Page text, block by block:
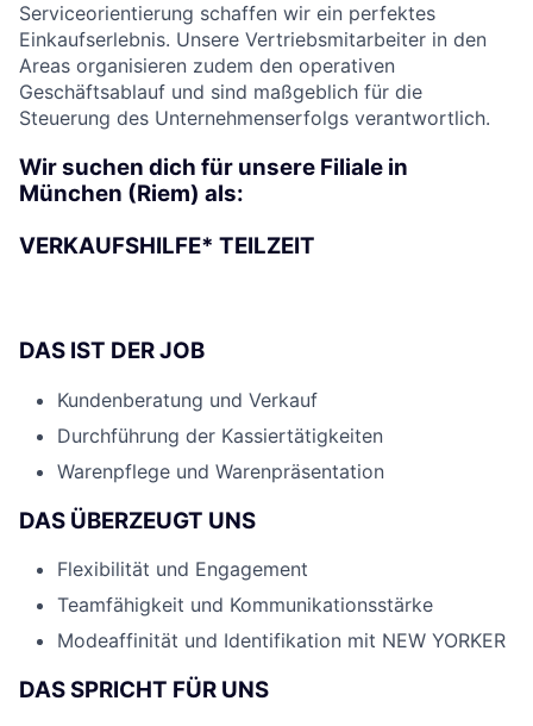
Serviceorientierung schaffen wir ein perfektes
Einkaufserlebnis. Unsere Vertriebsmitarbeiter in den
Areas organisieren zudem den operativen
Geschäftsablauf und sind maßgeblich für die
Steuerung des Unternehmenserfolgs verantwortlich.
Wir suchen dich für unsere Filiale in
München (Riem) als:
VERKAUFSHILFE* TEILZEIT
DAS IST DER JOB
Kundenberatung und Verkauf
Durchführung der Kassiertätigkeiten
Warenpflege und Warenpräsentation
DAS ÜBERZEUGT UNS
Flexibilität und Engagement
Teamfähigkeit und Kommunikationsstärke
Modeaffinität und Identifikation mit NEW YORKER
DAS SPRICHT FÜR UNS